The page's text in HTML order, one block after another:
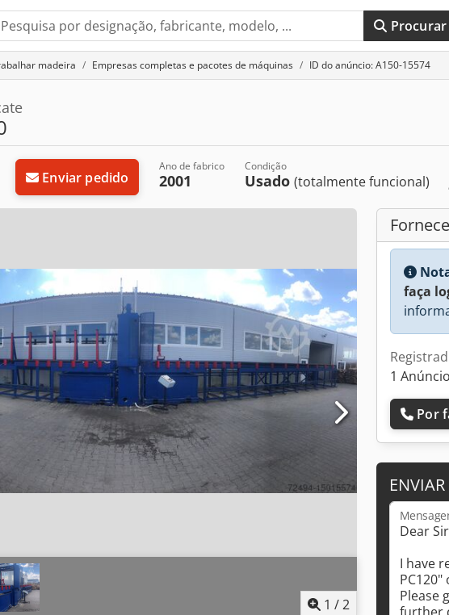
Procurar
madeira Empresas completas e pacotes de máquinas ID do anúncio: A150-15574
Enviar pedido
Ano de fabrico
2001
Condição
Usado(totalmente funcional)
1 /2
faça
1
Por